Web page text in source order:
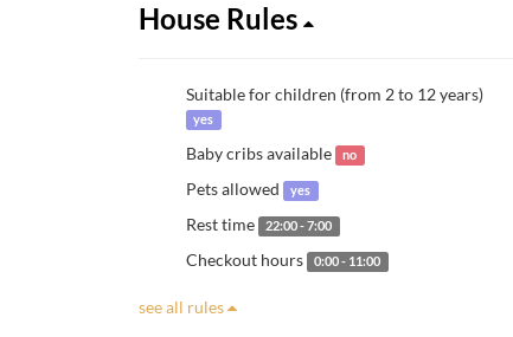
House Rules
Suitable for children (from 2 to 12 years)
yes
Baby cribs available no
Pets allowed yes
Rest time 22:00 - 7:00
Checkout hours 0:00 - 11:00
see all rules